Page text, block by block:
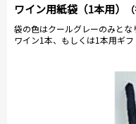
ワイン用紙袋（1本用）
袋の色はクールグレーのみとな
ワイン1本、もしくは1本用ギ